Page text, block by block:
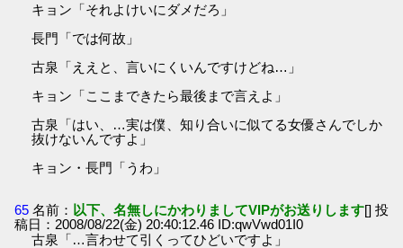
キョン「それよけいにダメだろ」
長門「では何故」
古泉「ええと、言いにくいんですけどね…」
キョン「ここまできたら最後まで言えよ」
古泉「はい、…実は僕、知り合いに似てる女優さんでしか
抜けないんですよ」
キョン・長門「うわ」
65 名前： 以下、名無しにかわりましてVIPがお送りします[] 投
稿日：2008/08/22(金) 20:40:12.46 ID:qwVwd01I0
古泉「…言わせて引くってひどいですよ」